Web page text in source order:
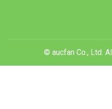
© aucfan Co., Ltd.